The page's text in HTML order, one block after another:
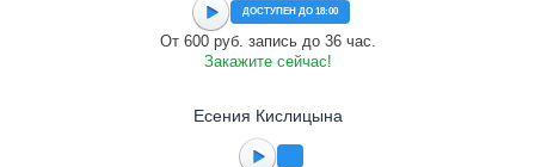
ДОСТУПЕН ДО 18:00
От 600 руб. запись до 36 час.
Закажите сейчас!
Есения Кислицына